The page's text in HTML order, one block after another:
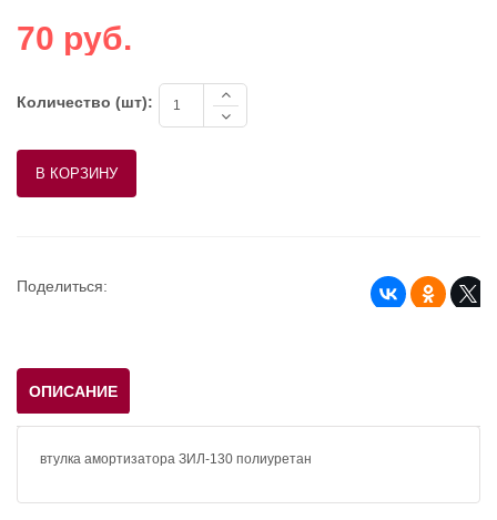
70 руб.
Количество (шт):
Поделиться:
ОПИСАНИЕ
втулка амортизатора ЗИЛ-130 полиуретан